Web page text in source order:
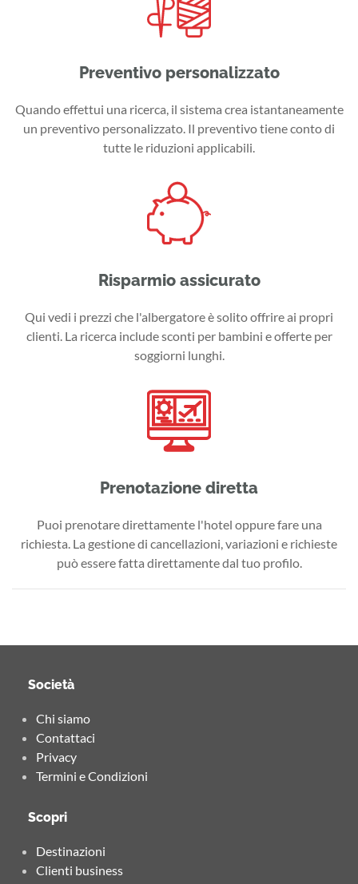
Preventivo personalizzato
Quando effettui una ricerca, il sistema crea istantaneamente
un preventivo personalizzato. Il preventivo tiene conto di
tutte le riduzioni applicabili.
Risparmio assicurato
Qui vedi i prezzi che l'albergatore è solito offrire ai propri
clienti. La ricerca include sconti per bambini e offerte per
soggiorni lunghi.
Prenotazione diretta
Puoi prenotare direttamente l'hotel oppure fare una
richiesta. La gestione di cancellazioni, variazioni e richieste
può essere fatta direttamente dal tuo profilo.
Società
Chi siamo
Contattaci
Privacy
Termini e Condizioni
Scopri
Destinazioni
Clienti business